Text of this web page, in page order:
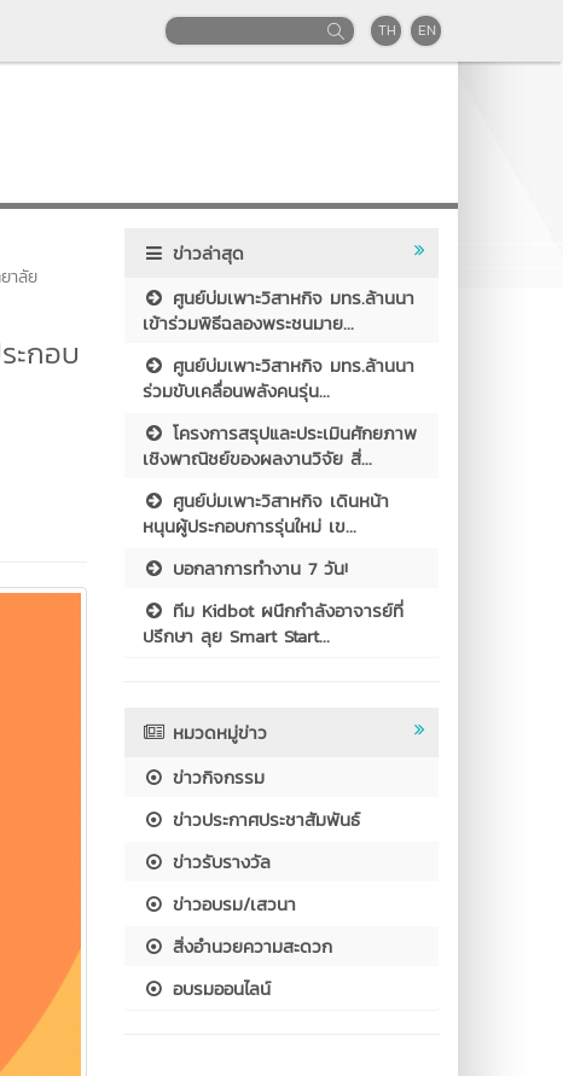
TH EN
าลัย
ะกอบ
ข่าวล่าสุด
ศูนย์บ่มเพาะวิสาหกิจ มทร.ล้านนา
เข้าร่วมพิธีฉลองพระชนมาย...
ศูนย์บ่มเพาะวิสาหกิจ มทร.ล้านนา
ร่วมขับเคลื่อนพลังคนรุ่น...
โครงการสรุปและประเมินศักยภาพ
เชิงพาณิชย์ของผลงานวิจัย สิ่...
ศูนย์บ่มเพาะวิสาหกิจ เดินหน้า
หนุนผู้ประกอบการรุ่นใหม่ เข...
บอกลาการทำงาน 7 วัน!
ทีม Kidbot ผนึกกำลังอาจารย์ที่
ปรึกษา ลุย Smart Start...
หมวดหมู่ข่าว
ข่าวกิจกรรม
ข่าวประกาศประชาสัมพันธ์
ข่าวรับรางวัล
ข่าวอบรม/เสวนา
สิ่งอำนวยความสะดวก
อบรมออนไลน์